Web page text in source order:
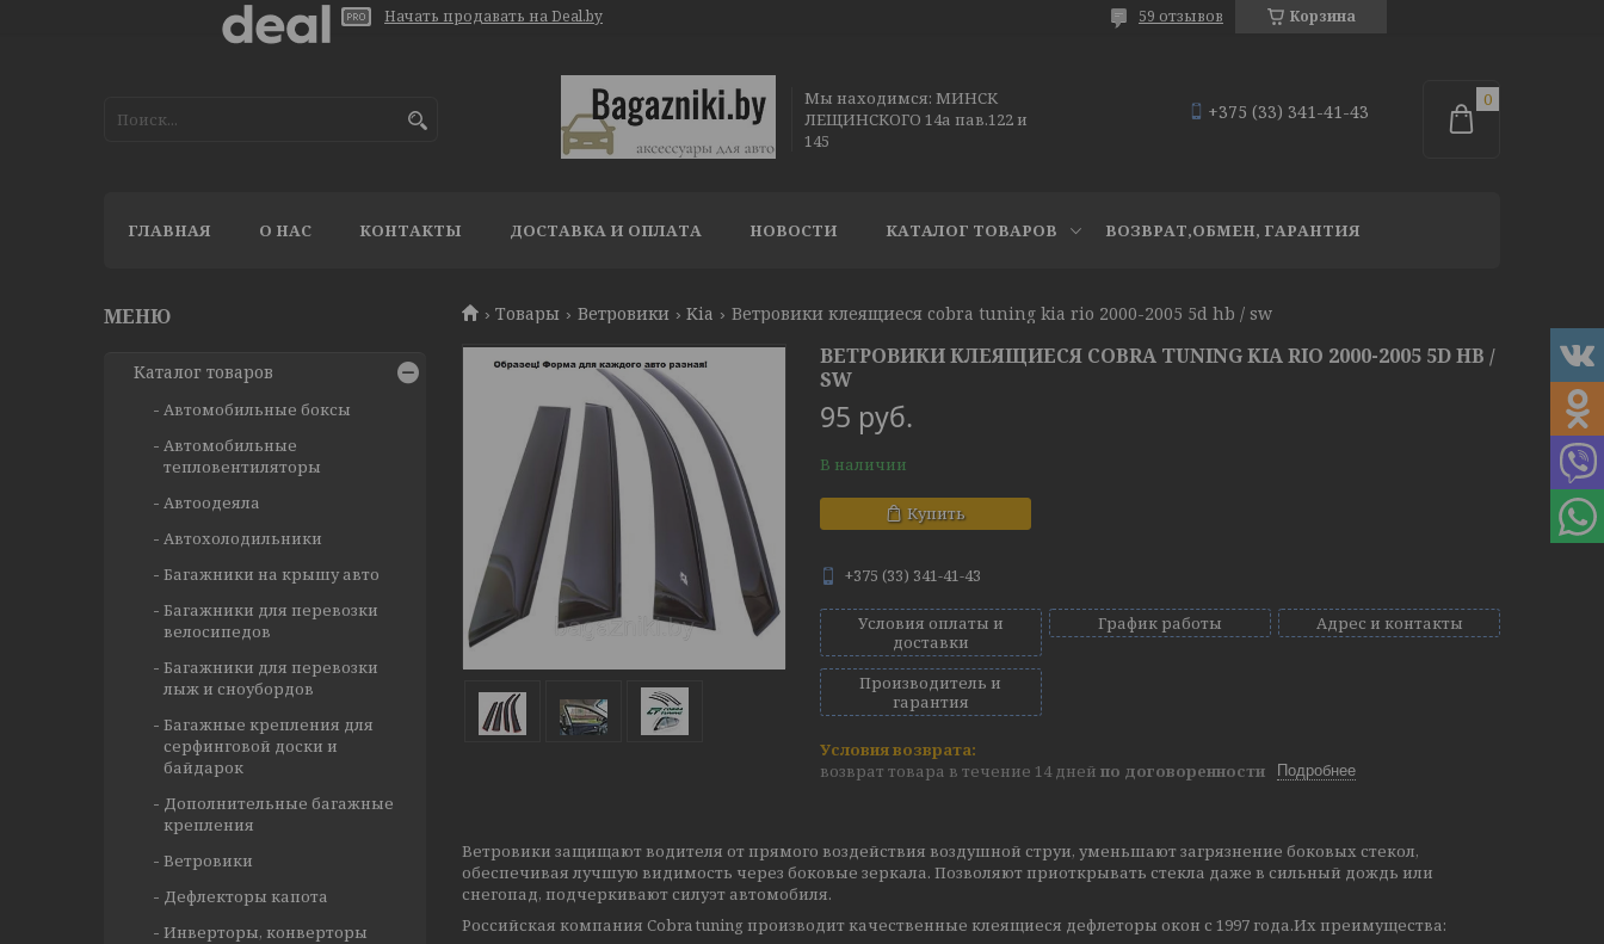
Начать продавать на Deal.by Корзина
59 отзывов
Мы находимся: МИНСК
ЛЕЩИНСКОГО 14а пав.122 и
145
+375 (33) 341-41-43
ГЛАВНАЯ О НАС КОНТАКТЫ ДОСТАВКА И ОПЛАТА НОВОСТИ КАТАЛОГ ТОВАРОВ ВОЗВРАТ,ОБМЕН, ГАРАНТИЯ
Товары Ветровики Kia Ветровики клеящиеся cobra tuning kia rio 2000-2005 5d hb / sw
ВЕТРОВИКИ КЛЕЯЩИЕСЯ COBRA TUNING KIA RIO 2000-2005 5D HB /
SW
95 руб.
В наличии
Купить
+375 (33) 341-41-43
Условия оплаты и
доставки
График работы Адрес и контакты
Производитель и
гарантия
возврат товара в течение 14 дней по договоренности Подробнее
Ветровики защищают водителя от прямого воздействия воздушной струи, уменьшают загрязнение боковых стекол,
обеспечивая лучшую видимость через боковые зеркала. Позволяют приоткрывать стекла даже в сильный дождь или
снегопад, подчеркивают силуэт автомобиля.
Российская компания Cobra tuning производит качественные клеящиеся дефлеторы окон с 1997 года.Их преимущества:
Каталог товаров
Автомобильные боксы
Автомобильные
тепловентиляторы
Автоодеяла
Автохолодильники
Багажники на крышу авто
Багажники для перевозки
велосипедов
Багажники для перевозки
лыж и сноубордов
Багажные крепления для
серфинговой доски и
байдарок
Дополнительные багажные
крепления
Ветровики
Дефлекторы капота
Инверторы, конверторы